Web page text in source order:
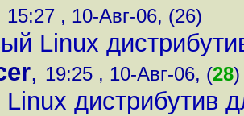
15:27 , 10-Авг-06, (26)
Linux
, 19:25 , 10-Авг-06, (28)
дистрибутив